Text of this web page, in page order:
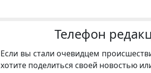
Телефон
Если вы стали очевидцем
хотите поделиться своей новостью